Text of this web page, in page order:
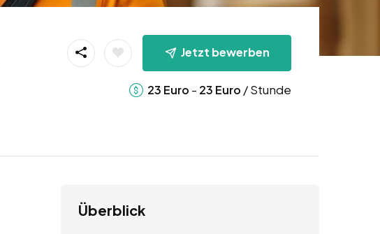
Jetzt bewerben
23 Euro - 23 Euro / Stunde
Überblick